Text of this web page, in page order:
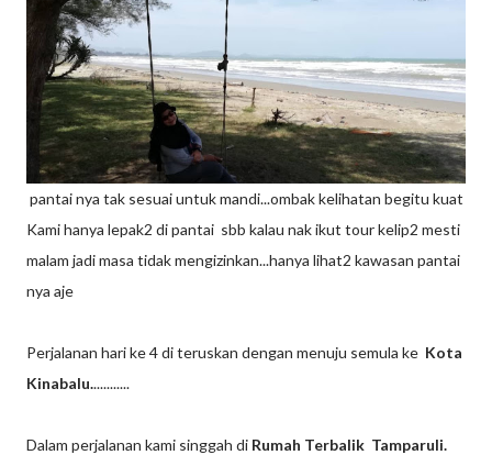
pantai nya tak sesuai untuk mandi...ombak kelihatan begitu kuat
Kami hanya lepak2 di pantai sbb kalau nak ikut tour kelip2 mesti
malam jadi masa tidak mengizinkan...hanya lihat2 kawasan pantai
nya aje
Perjalanan hari ke 4 di teruskan dengan menuju semula ke Kota
Kinabalu............
Dalam perjalanan kami singgah di Rumah Terbalik Tamparuli.